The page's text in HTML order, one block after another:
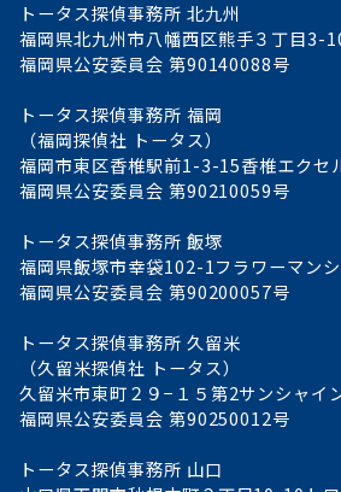
トータス探偵事務所 北九州
福岡県北九州市八幡西区熊手３丁目3-
福岡県公安委員会 第90140088号
トータス探偵事務所 福岡
（福岡探偵社 トータス）
福岡市東区香椎駅前1-3-15香椎エクセ
福岡県公安委員会 第90210059号
トータス探偵事務所 飯塚
福岡県飯塚市幸袋102-1フラワーマン
福岡県公安委員会 第90200057号
トータス探偵事務所 久留米
（久留米探偵社 トータス）
久留米市東町２９−１５第2サンシャイ
福岡県公安委員会 第90250012号
トータス探偵事務所 山口